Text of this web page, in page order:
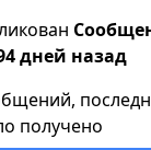
дней назад
получено